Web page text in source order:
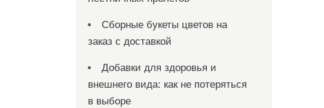
Сборные букеты цветов на
заказ с доставкой
Добавки для здоровья и
внешнего вида: как не потеряться
в выборе